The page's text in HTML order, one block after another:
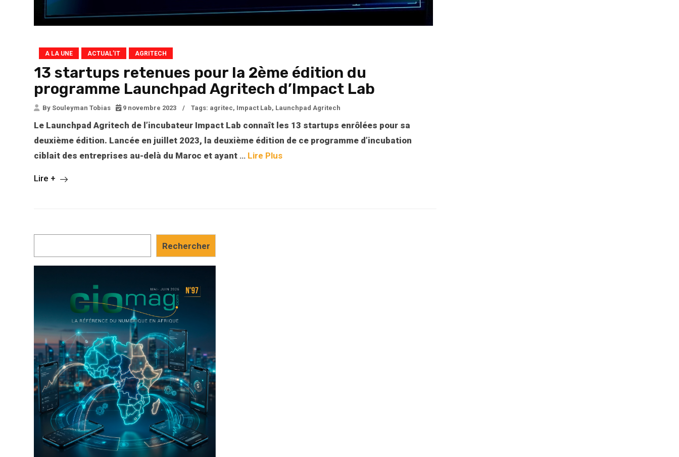
A LA UNE ACTUAL’IT AGRITECH
13 startups retenues pour la 2ème édition du
programme Launchpad Agritech d’Impact Lab
By Souleyman Tobias 9 novembre 2023 / Tags: agritec, Impact Lab, Launchpad Agritech
Le Launchpad Agritech de l’incubateur Impact Lab connaît les 13 startups enrôlées pour sa
deuxième édition. Lancée en juillet 2023, la deuxième édition de ce programme d’incubation
ciblait des entreprises au-delà du Maroc et ayant … Lire Plus
Lire +
Rechercher